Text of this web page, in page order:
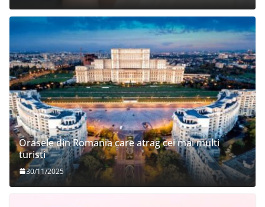
Orasele din Romania care atrag cei mai multi
turisti
30/11/2025